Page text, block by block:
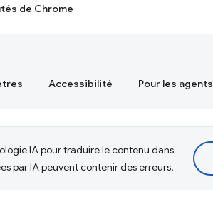
de Chrome
Accessibilité Pour les agents
IA pour traduire le contenu dans
par IA peuvent contenir des erreurs.